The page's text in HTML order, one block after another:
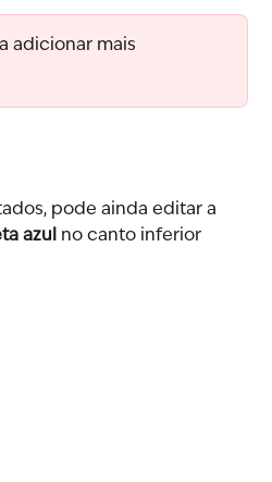
adicionar mais
pode ainda editar a
azul
no canto inferior